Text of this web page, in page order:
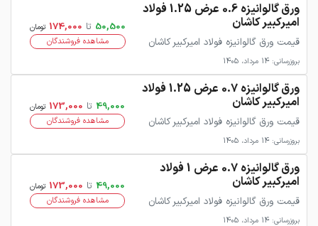
ورق گالوانیزه 0.6 عرض 1.25 فولاد
امیرکبیر کاشان
قیمت ورق گالوانیزه فولاد امیرکبیر کاشان
بروزرسانی: 14 مرداد، 1405
50,500 تا 174,000 تومان
مشاهده فروشندگان
ورق گالوانیزه 0.7 عرض 1.25 فولاد
امیرکبیر کاشان
قیمت ورق گالوانیزه فولاد امیرکبیر کاشان
بروزرسانی: 14 مرداد، 1405
49,000 تا 173,000 تومان
مشاهده فروشندگان
ورق گالوانیزه 0.7 عرض 1 فولاد
امیرکبیر کاشان
قیمت ورق گالوانیزه فولاد امیرکبیر کاشان
بروزرسانی: 14 مرداد، 1405
49,000 تا 173,000 تومان
مشاهده فروشندگان